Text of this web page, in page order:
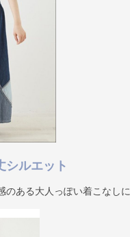
シルエット
のある大人っぽい着こなしに